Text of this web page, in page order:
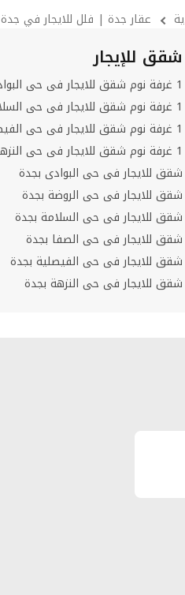
عقار جدة | فلل للايجار في جدة
شقق للإيجار
شقق للايجار فى حى البوادى بجدة
شقق للايجار فى حى الروضة بجدة
شقق للايجار فى حى السلامة بجدة
شقق للايجار فى حى الصفا بجدة
شقق للايجار فى حى الفيصلية بجدة
شقق للايجار فى حى النزهة بجدة